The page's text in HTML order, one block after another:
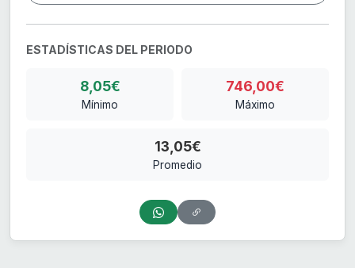
ESTADÍSTICAS DEL PERIODO
8,05€
Mínimo
746,00€
Máximo
13,05€
Promedio